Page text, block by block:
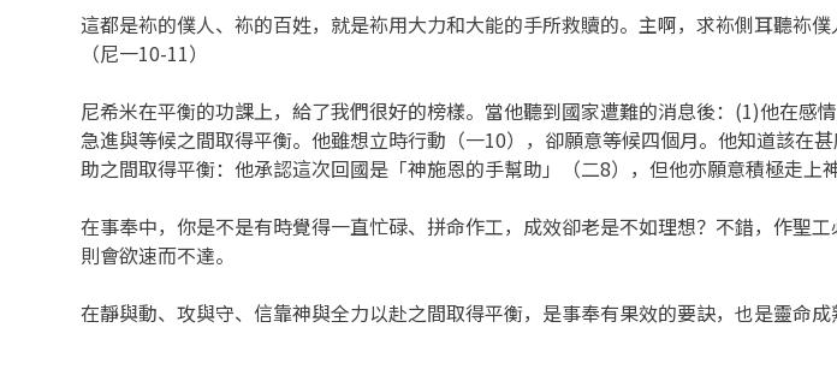
這都是袮的僕人、袮的百姓，就是袮用大力和大能的手所救贖的。主啊，求袮側耳聽袮
（尼一10-11）
尼希米在平衡的功課上，給了我們很好的榜樣。當他聽到國家遭難的消息後：(1)他在
急進與等候之間取得平衡。他雖想立時行動（一10），卻願意等候四個月。他知道該
助之間取得平衡：他承認這次回國是「神施恩的手幫助」（二8），但他亦願意積極走上
在事奉中，你是不是有時覺得一直忙碌、拼命作工，成效卻老是不如理想？不錯，作聖
則會欲速而不達。
在靜與動、攻與守、信靠神與全力以赴之間取得平衡，是事奉有果效的要訣，也是靈命成